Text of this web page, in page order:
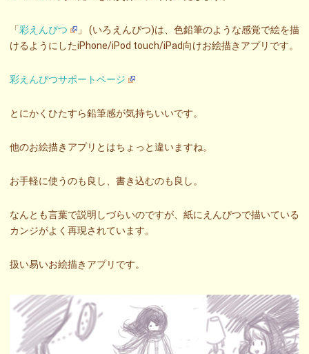
「彩えんぴつ
」 (いろえんぴつ)は、色鉛筆のような感覚で絵を描
けるようにしたiPhone/iPod touch/iPad向けお絵描きアプリです。
彩えんぴつサポートページ
とにかくひたすら鉛筆感が気持ちいいです。
他のお絵描きアプリとはちょっと違いますね。
お手軽に使うのも良し、書き込むのも良し。
なんとも言葉で説明しづらいのですが、紙にえんぴつで描いている
カンジがよく再現されています。
扱い易いお絵描きアプリです。